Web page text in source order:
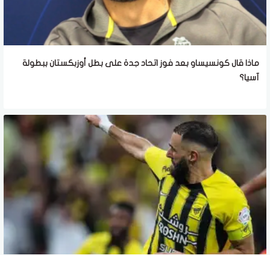
ماذا قال كونسيساو بعد فوز اتحاد جدة على بطل أوزبكستان ببطولة
آسيا؟